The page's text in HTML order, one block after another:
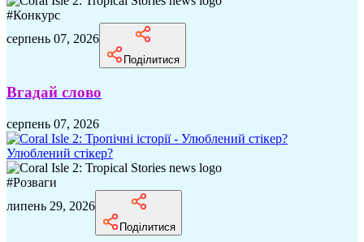
#Конкурс
серпень 07, 2026
Поділитися
Вгадай слово
серпень 07, 2026
Улюблений стікер?
#Розваги
липень 29, 2026
Поділитися